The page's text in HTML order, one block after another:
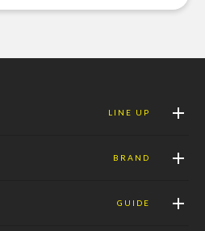
LINE UP
BRAND
GUIDE